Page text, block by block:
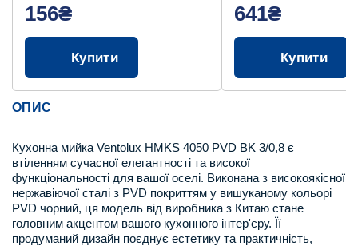
156₴
Купити
641₴
Купити
ОПИС
Кухонна мийка Ventolux HMKS 4050 PVD BK 3/0,8 є
втіленням сучасної елегантності та високої
функціональності для вашої оселі. Виконана з високоякісної
нержавіючої сталі з PVD покриттям у вишуканому кольорі
PVD чорний, ця модель від виробника з Китаю стане
головним акцентом вашого кухонного інтер'єру. Її
продуманий дизайн поєднує естетику та практичність,